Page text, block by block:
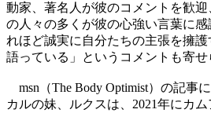
動家、著名人が彼のコメントを歓
の人々の多くが彼の心強い言葉に
れほど誠実に自分たちの主張を擁
語っている」というコメントも寄せ
msn（The Body Optimist）の記事
カルの妹、ルクスは、2021年にカ